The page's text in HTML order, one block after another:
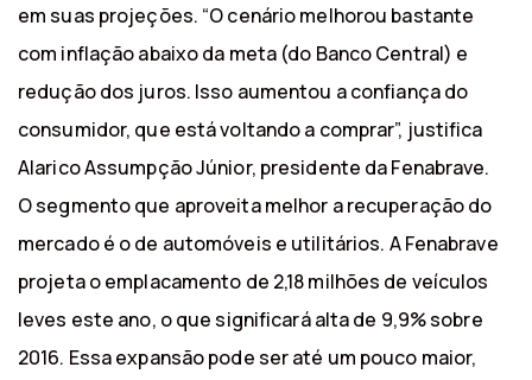
em suas projeções. “O cenário melhorou bastante
com inflação abaixo da meta (do Banco Central) e
redução dos juros. Isso aumentou a confiança do
consumidor, que está voltando a comprar”, justifica
Alarico Assumpção Júnior, presidente da Fenabrave.
O segmento que aproveita melhor a recuperação do
mercado é o de automóveis e utilitários. A Fenabrave
projeta o emplacamento de 2,18 milhões de veículos
leves este ano, o que significará alta de 9,9% sobre
2016. Essa expansão pode ser até um pouco maior,